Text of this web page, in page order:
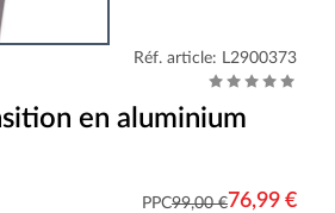
Réf. article: L2900373
en aluminium
PPC99,00 €76,99 €